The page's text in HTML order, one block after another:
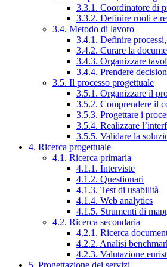
3.3.1. Coordinatore di
3.3.2. Definire ruoli e
3.4. Metodo di lavoro
3.4.1. Definire
3.4.2. Curare la
3.4.3. Organizzare
3.4.4. Prendere
3.5. Il processo progettuale
3.5.1. Organizzare il
3.5.2. Comprendere il
3.5.3. Progettare i
3.5.4. Realizzare
3.5.5. Validare la
4. Ricerca progettuale
4.1. Ricerca primaria
4.1.1. Interviste
4.1.2. Questionari
4.1.3. Test di usabilità
4.1.4. Web analytics
4.1.5. Strumenti di
4.2. Ricerca secondaria
4.2.1. Ricerca
4.2.2. Analisi
4.2.3. Valutazione
5. Progettazione dei servizi